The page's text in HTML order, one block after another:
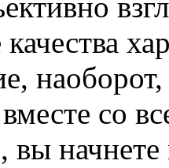
со
вы